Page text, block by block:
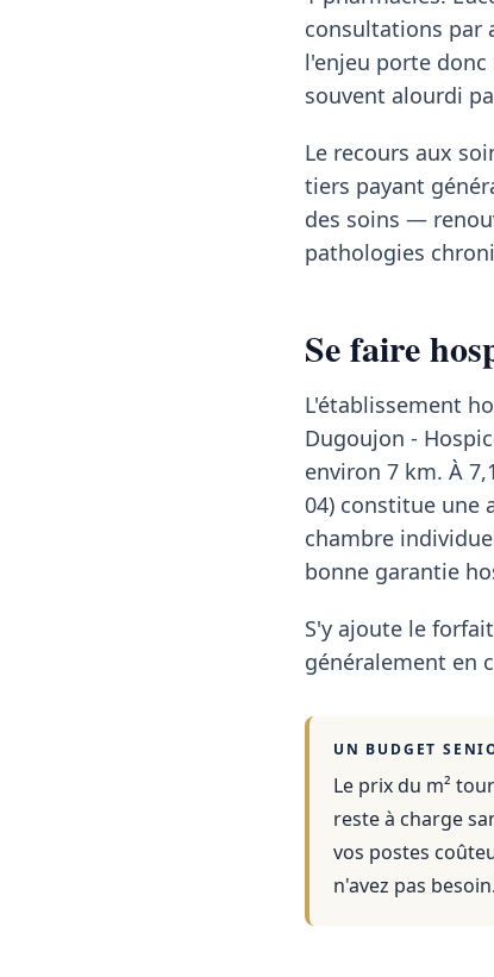
consultations par
l'enjeu porte
souvent alourdi
Le recours aux
tiers payant
des soins —
pathologies
Se faire
L'établissement
Dugoujon -
environ 7 km. À
04) constitue une
chambre
bonne garantie
S'y ajoute le
généralement en
UN BUDGET
Le prix du m²
reste à charge
vos postes
n'avez pas besoin.